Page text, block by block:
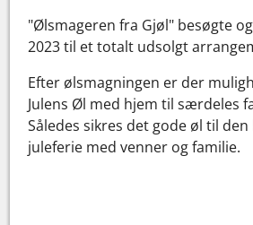
"Ølsmageren fra Gjøl" besøgte
2023 til et totalt udsolgt
Efter ølsmagningen er der
Julens Øl med hjem til særdeles
Således sikres det gode øl til
juleferie med venner og familie.